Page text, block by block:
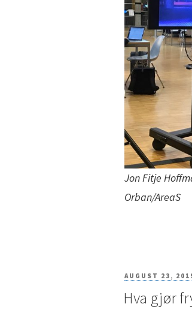
Jon Fitje
Orban/AreaS
POSTED
ON
AUGUST 23,
Hva gjør